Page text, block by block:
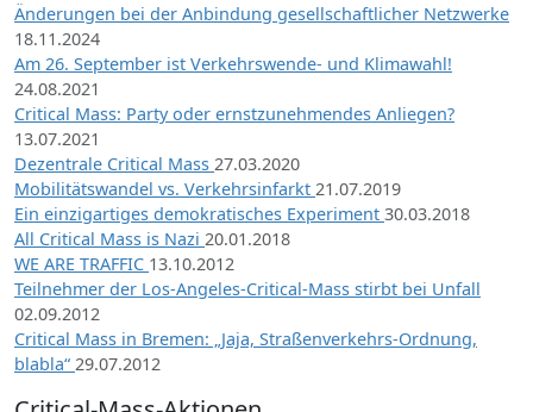
Änderungen bei der Anbindung gesellschaftlicher Netzwerke
18.11.2024
Am 26. September ist Verkehrswende- und Klimawahl!
24.08.2021
Critical Mass: Party oder ernstzunehmendes Anliegen?
13.07.2021
Dezentrale Critical Mass 27.03.2020
Mobilitätswandel vs. Verkehrsinfarkt 21.07.2019
Ein einzigartiges demokratisches Experiment 30.03.2018
All Critical Mass is Nazi 20.01.2018
WE ARE TRAFFIC 13.10.2012
Teilnehmer der Los-Angeles-Critical-Mass stirbt bei Unfall
02.09.2012
Critical Mass in Bremen: „Jaja, Straßenverkehrs-Ordnung,
blabla“ 29.07.2012